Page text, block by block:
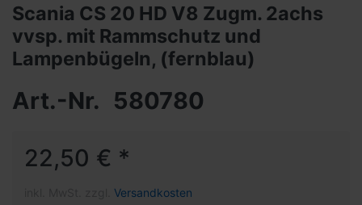
Scania CS 20 HD V8 Zugm. 2achs
vvsp. mit Rammschutz und
Lampenbügeln, (fernblau)
Art.-Nr. 580780
22,50 € *
Versandkosten